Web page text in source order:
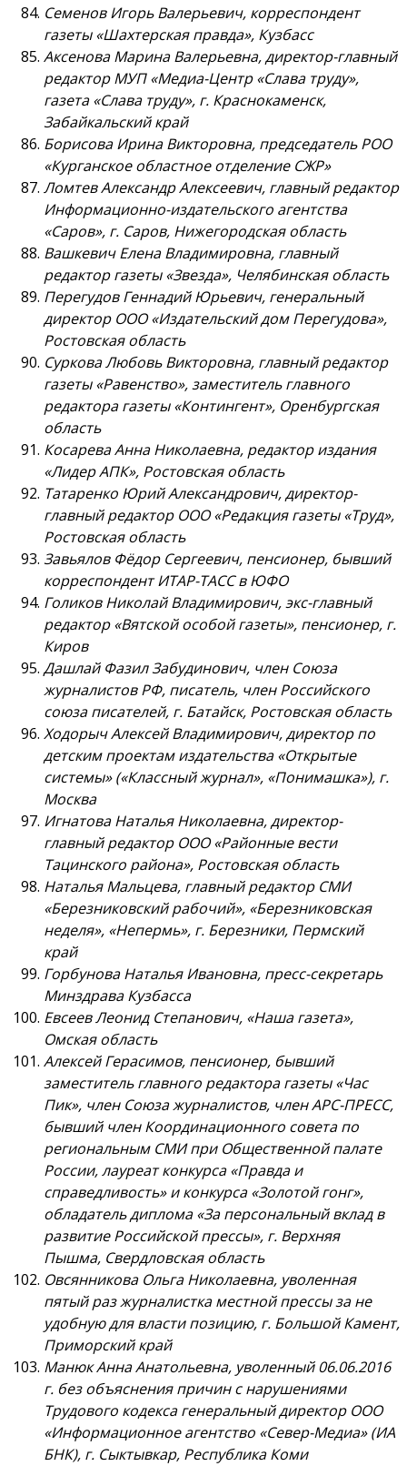
Семенов Игорь Валерьевич, корреспондент
газеты «Шахтерская правда», Кузбасс
Аксенова Марина Валерьевна, директор-главный
редактор МУП «Медиа-Центр «Слава труду»,
газета «Слава труду», г. Краснокаменск,
Забайкальский край
Борисова Ирина Викторовна, председатель РОО
«Курганское областное отделение СЖР»
Ломтев Александр Алексеевич, главный редактор
Информационно-издательского агентства
«Саров», г. Саров, Нижегородская область
Вашкевич Елена Владимировна, главный
редактор газеты «Звезда», Челябинская область
Перегудов Геннадий Юрьевич, генеральный
директор ООО «Издательский дом Перегудова»,
Ростовская область
Суркова Любовь Викторовна, главный редактор
газеты «Равенство», заместитель главного
редактора газеты «Контингент», Оренбургская
область
Косарева Анна Николаевна, редактор издания
«Лидер АПК», Ростовская область
Татаренко Юрий Александрович, директор-
главный редактор ООО «Редакция газеты «Труд»,
Ростовская область
Завьялов Фёдор Сергеевич, пенсионер, бывший
корреспондент ИТАР-ТАСС в ЮФО
Голиков Николай Владимирович, экс-главный
редактор «Вятской особой газеты», пенсионер, г.
Киров
Дашлай Фазил Забудинович, член Союза
журналистов РФ, писатель, член Российского
союза писателей, г. Батайск, Ростовская область
Ходорыч Алексей Владимирович, директор по
детским проектам издательства «Открытые
системы» («Классный журнал», «Понимашка»), г.
Москва
Игнатова Наталья Николаевна, директор-
главный редактор ООО «Районные вести
Тацинского района», Ростовская область
Наталья Мальцева, главный редактор СМИ
«Березниковский рабочий», «Березниковская
неделя», «Непермь», г. Березники, Пермский
край
Горбунова Наталья Ивановна, пресс-секретарь
Минздрава Кузбасса
Евсеев Леонид Степанович, «Наша газета»,
Омская область
Алексей Герасимов, пенсионер, бывший
заместитель главного редактора газеты «Час
Пик», член Союза журналистов, член АРС-ПРЕСС,
бывший член Координационного совета по
региональным СМИ при Общественной палате
России, лауреат конкурса «Правда и
справедливость» и конкурса «Золотой гонг»,
обладатель диплома «За персональный вклад в
развитие Российской прессы», г. Верхняя
Пышма, Свердловская область
Овсянникова Ольга Николаевна, уволенная
пятый раз журналистка местной прессы за не
удобную для власти позицию, г. Большой Камент,
Приморский край
Манюк Анна Анатольевна, уволенный 06.06.2016
г. без объяснения причин с нарушениями
Трудового кодекса генеральный директор ООО
«Информационное агентство «Север-Медиа» (ИА
БНК), г. Сыктывкар, Республика Коми